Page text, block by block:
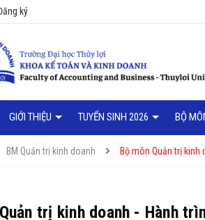
ký
GIỚI THIỆU TUYỂN SINH 2026 BỘ
BM Quản trị kinh doanh Bộ môn Quản trị
trị kinh doanh - Hành